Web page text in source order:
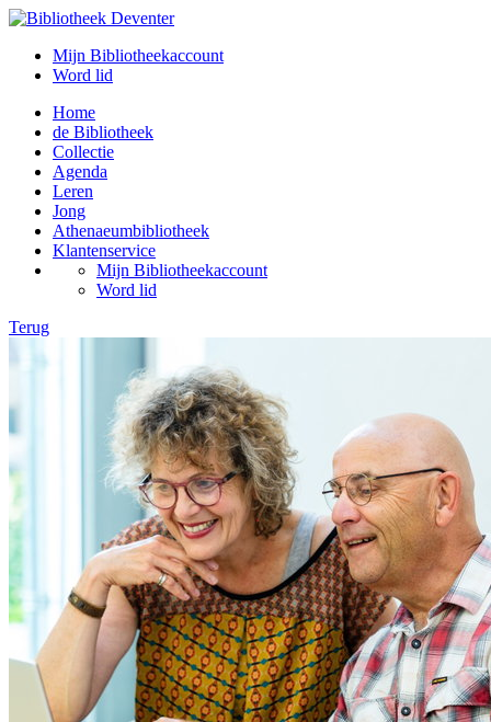
Mijn Bibliotheekaccount
Word lid
Home
de Bibliotheek
Collectie
Agenda
Leren
Jong
Athenaeumbibliotheek
Klantenservice
Mijn Bibliotheekaccount
Word lid
Terug